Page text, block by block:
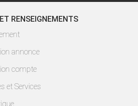
RENSEIGNEMENTS
annonce
compte
et Services